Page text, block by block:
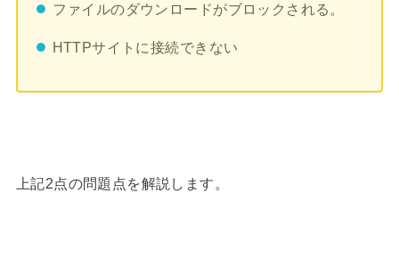
ファイルのダウンロードがブロックされる。
HTTPサイトに接続できない
上記2点の問題点を解説します。